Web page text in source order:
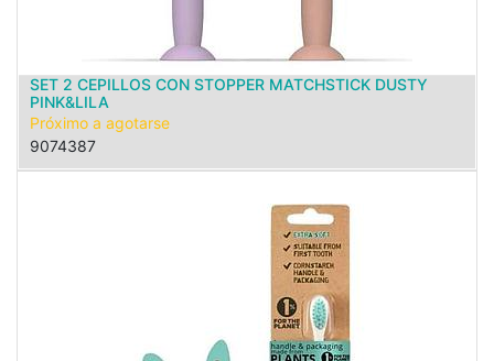
SET 2 CEPILLOS CON STOPPER MATCHSTICK DUSTY
PINK&LILA
Próximo a agotarse
9074387